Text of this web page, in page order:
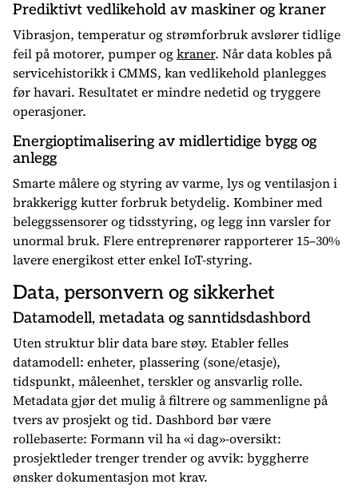
Prediktivt vedlikehold av maskiner og kraner
Vibrasjon, temperatur og strømforbruk avslører tidlige
feil på motorer, pumper ogkraner. Når data kobles på
servicehistorikk i CMMS, kan vedlikehold planlegges
før havari. Resultatet er mindre nedetid og tryggere
operasjoner.
Energioptimalisering av midlertidige bygg og
anlegg
Smarte målere og styring av varme, lys og ventilasjon i
brakkerigg kutter forbruk betydelig. Kombiner med
beleggssensorer og tidsstyring, og legg inn varsler for
unormal bruk. Flere entreprenører rapporterer 15–30%
lavere energikost etter enkel IoT-styring.
Data, personvern og sikkerhet
Datamodell, metadata og sanntidsdashbord
Uten struktur blir data bare støy. Etabler felles
datamodell: enheter, plassering (sone/etasje),
tidspunkt, måleenhet, terskler og ansvarlig rolle.
Metadata gjør det mulig å filtrere og sammenligne på
tvers av prosjekt og tid. Dashbord bør være
rollebaserte: Formann vil ha «i dag»-oversikt:
prosjektleder trenger trender og avvik: byggherre
ønsker dokumentasjon mot krav.